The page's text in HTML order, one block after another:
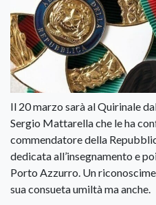
Il 20 marzo sarà al Quirinale
Sergio Mattarella che le ha
commendatore della
dedicata all’insegnamento e
Porto Azzurro. Un
sua consueta umiltà ma anche.